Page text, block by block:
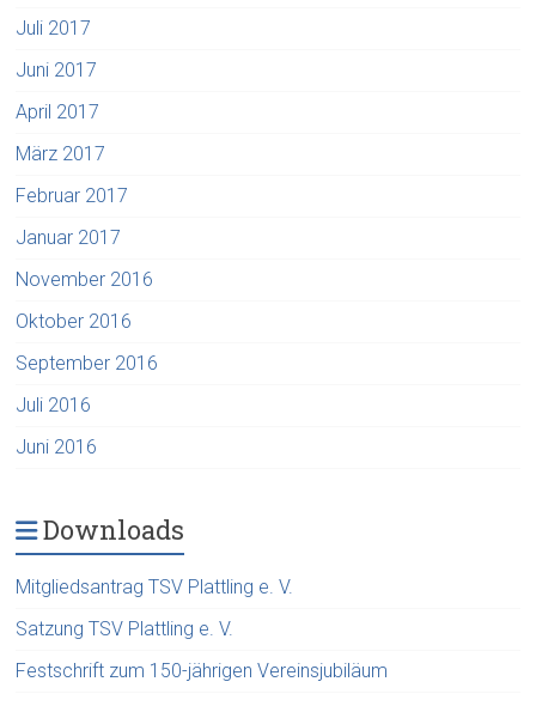
Juli 2017
Juni 2017
April 2017
März 2017
Februar 2017
Januar 2017
November 2016
Oktober 2016
September 2016
Juli 2016
Juni 2016
Downloads
Mitgliedsantrag TSV Plattling e. V.
Satzung TSV Plattling e. V.
Festschrift zum 150-jährigen Vereinsjubiläum